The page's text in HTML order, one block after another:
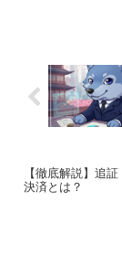
【徹底解説】追
決済とは？